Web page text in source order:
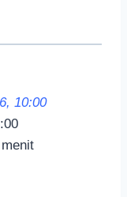
10:00